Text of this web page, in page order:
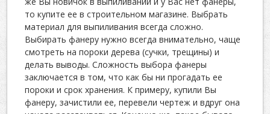
то купите ее в строительном магазине. Выбрать
материал для выпиливания всегда сложно.
Выбирать фанеру нужно всегда внимательно, чаще
смотреть на пороки дерева (сучки, трещины) и
делать выводы. Сложность выбора фанеры
заключается в том, что как бы ни прогадать ее
пороки и срок хранения. К примеру, купили Вы
фанеру, зачистили ее, перевели чертеж и вдруг она